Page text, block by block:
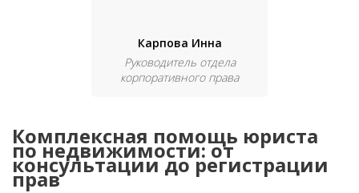
Карпова Инна
Руководитель отдела
корпоративного права
Комплексная помощь юриста
по недвижимости: от
консультации до регистрации
прав